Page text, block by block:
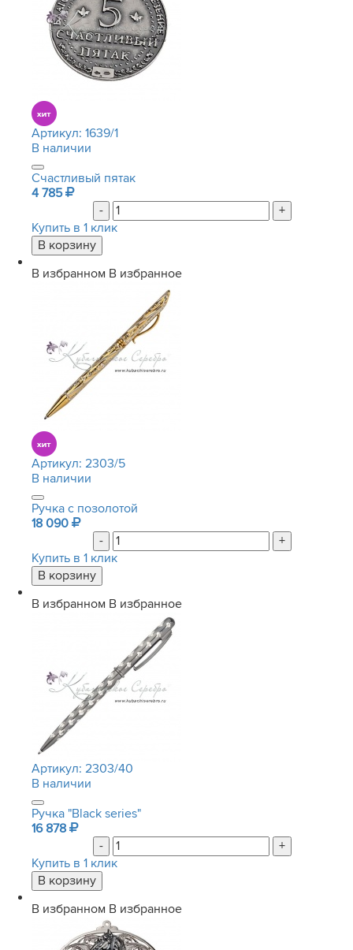
Артикул: 1639/1
В наличии
Счастливый пятак
4 785
-
+
Купить в 1 клик
В избранном В избранное
Артикул: 2303/5
В наличии
Ручка с позолотой
18 090
-
+
Купить в 1 клик
В избранном В избранное
Артикул: 2303/40
В наличии
Ручка "Black series"
16 878
-
+
Купить в 1 клик
В избранном В избранное